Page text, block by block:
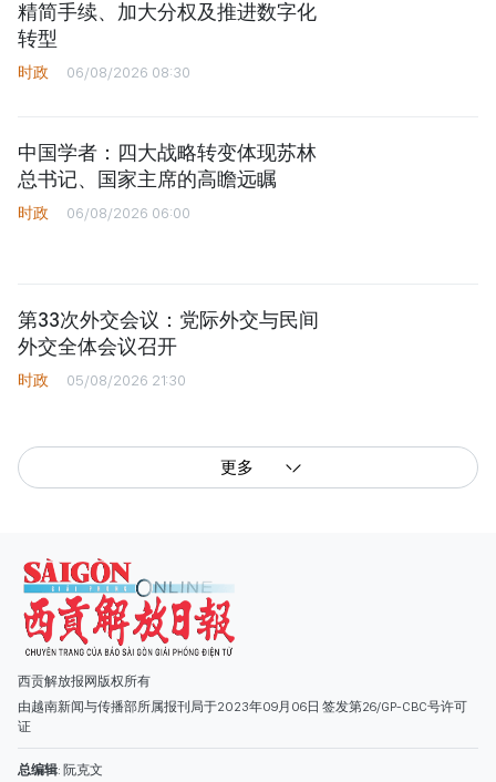
精简手续、加大分权及推进数字化
转型
时政 06/08/2026 08:30
中国学者：四大战略转变体现苏林
总书记、国家主席的高瞻远瞩
时政 06/08/2026 06:00
第33次外交会议：党际外交与民间
外交全体会议召开
时政 05/08/2026 21:30
更多
西贡解放报网版权所有
由越南新闻与传播部所属报刊局于2023年09月06日 签发第26/GP-CBC号许可
证
总编辑: 阮克文